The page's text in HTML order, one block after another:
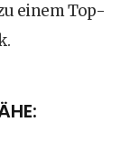
einem Top-